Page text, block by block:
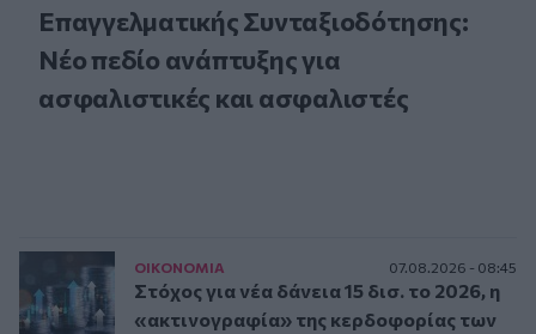
Επαγγελματικής Συνταξιοδότησης:
Νέο πεδίο ανάπτυξης για
ασφαλιστικές και ασφαλιστές
ΟΙΚΟΝΟΜΙΑ 07.08.2026 - 08:45
Στόχος για νέα δάνεια 15 δισ. το 2026, η
«ακτινογραφία» της κερδοφορίας των